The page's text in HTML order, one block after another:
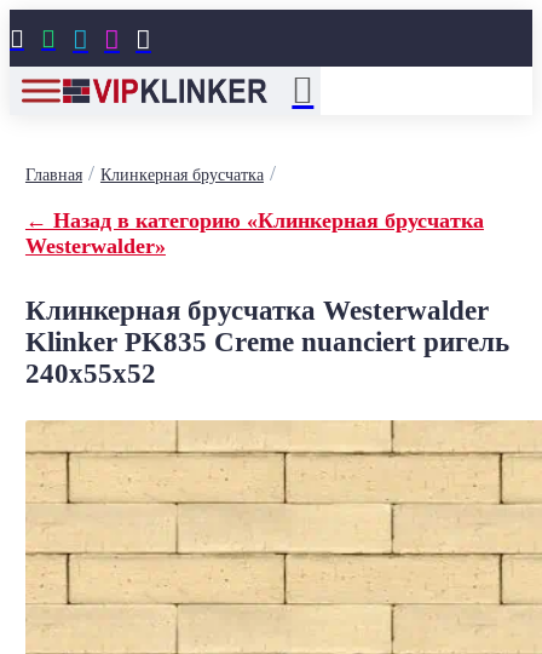
    
Главная/ Клинкерная брусчатка/
← Назад в категорию «Клинкерная брусчатка
Westerwalder»
Клинкерная брусчатка Westerwalder
Klinker PK835 Creme nuanciert ригель
240x55x52